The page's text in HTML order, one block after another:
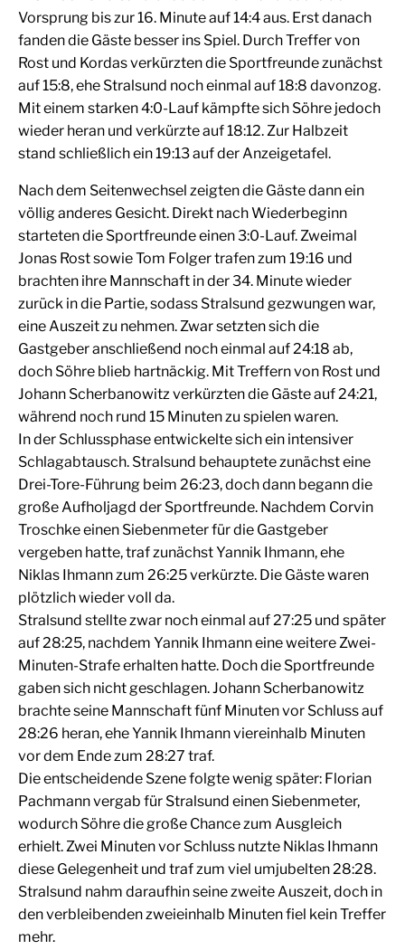
Vorsprung bis zur 16. Minute auf 14:4 aus. Erst danach
fanden die Gäste besser ins Spiel. Durch Treffer von
Rost und Kordas verkürzten die Sportfreunde zunächst
auf 15:8, ehe Stralsund noch einmal auf 18:8 davonzog.
Mit einem starken 4:0-Lauf kämpfte sich Söhre jedoch
wieder heran und verkürzte auf 18:12. Zur Halbzeit
stand schließlich ein 19:13 auf der Anzeigetafel.
Nach dem Seitenwechsel zeigten die Gäste dann ein
völlig anderes Gesicht. Direkt nach Wiederbeginn
starteten die Sportfreunde einen 3:0-Lauf. Zweimal
Jonas Rost sowie Tom Folger trafen zum 19:16 und
brachten ihre Mannschaft in der 34. Minute wieder
zurück in die Partie, sodass Stralsund gezwungen war,
eine Auszeit zu nehmen. Zwar setzten sich die
Gastgeber anschließend noch einmal auf 24:18 ab,
doch Söhre blieb hartnäckig. Mit Treffern von Rost und
Johann Scherbanowitz verkürzten die Gäste auf 24:21,
während noch rund 15 Minuten zu spielen waren.
In der Schlussphase entwickelte sich ein intensiver
Schlagabtausch. Stralsund behauptete zunächst eine
Drei-Tore-Führung beim 26:23, doch dann begann die
große Aufholjagd der Sportfreunde. Nachdem Corvin
Troschke einen Siebenmeter für die Gastgeber
vergeben hatte, traf zunächst Yannik Ihmann, ehe
Niklas Ihmann zum 26:25 verkürzte. Die Gäste waren
plötzlich wieder voll da.
Stralsund stellte zwar noch einmal auf 27:25 und später
auf 28:25, nachdem Yannik Ihmann eine weitere Zwei-
Minuten-Strafe erhalten hatte. Doch die Sportfreunde
gaben sich nicht geschlagen. Johann Scherbanowitz
brachte seine Mannschaft fünf Minuten vor Schluss auf
28:26 heran, ehe Yannik Ihmann viereinhalb Minuten
vor dem Ende zum 28:27 traf.
Die entscheidende Szene folgte wenig später: Florian
Pachmann vergab für Stralsund einen Siebenmeter,
wodurch Söhre die große Chance zum Ausgleich
erhielt. Zwei Minuten vor Schluss nutzte Niklas Ihmann
diese Gelegenheit und traf zum viel umjubelten 28:28.
Stralsund nahm daraufhin seine zweite Auszeit, doch in
den verbleibenden zweieinhalb Minuten fiel kein Treffer
mehr.